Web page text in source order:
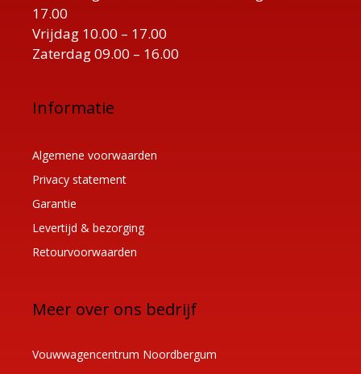
17.00
Vrijdag 10.00 – 17.00
Zaterdag 09.00 – 16.00
Informatie
Algemene voorwaarden
Privacy statement
Garantie
Levertijd & bezorging
Retourvoorwaarden
Meer over ons bedrijf
Vouwwagencentrum Noordbergum